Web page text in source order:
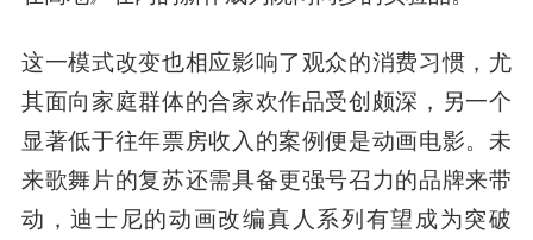
这一模式改变也相应影响了观众的消费习惯，尤
其面向家庭群体的合家欢作品受创颇深，另一个
显著低于往年票房收入的案例便是动画电影。未
来歌舞片的复苏还需具备更强号召力的品牌来带
动，迪士尼的动画改编真人系列有望成为突破